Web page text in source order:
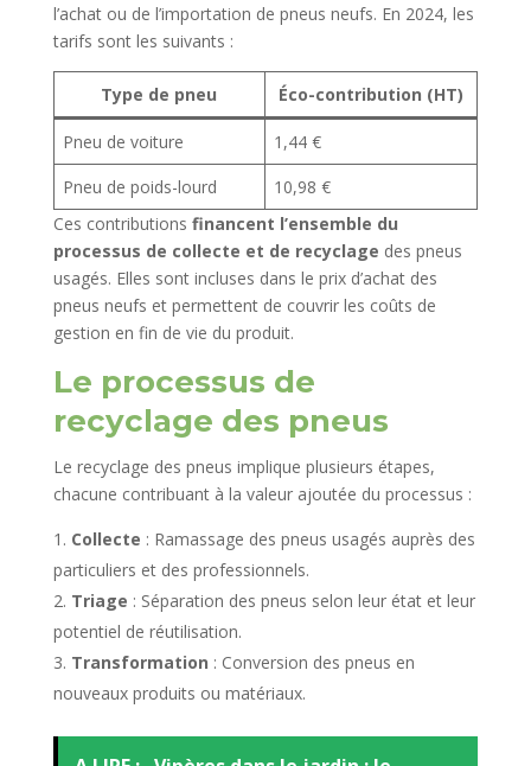
l’achat ou de l’importation de pneus neufs. En 2024, les
tarifs sont les suivants :
Type de pneu Éco-contribution (HT)
Pneu de voiture
1,44 €
Pneu de poids-lourd
10,98 €
Ces contributions financent l’ensemble du
processus de collecte et de recyclage des pneus
usagés. Elles sont incluses dans le prix d’achat des
pneus neufs et permettent de couvrir les coûts de
gestion en fin de vie du produit.
Le processus de
recyclage des pneus
Le recyclage des pneus implique plusieurs étapes,
chacune contribuant à la valeur ajoutée du processus :
Collecte : Ramassage des pneus usagés auprès des
particuliers et des professionnels.
Triage : Séparation des pneus selon leur état et leur
potentiel de réutilisation.
Transformation : Conversion des pneus en
nouveaux produits ou matériaux.